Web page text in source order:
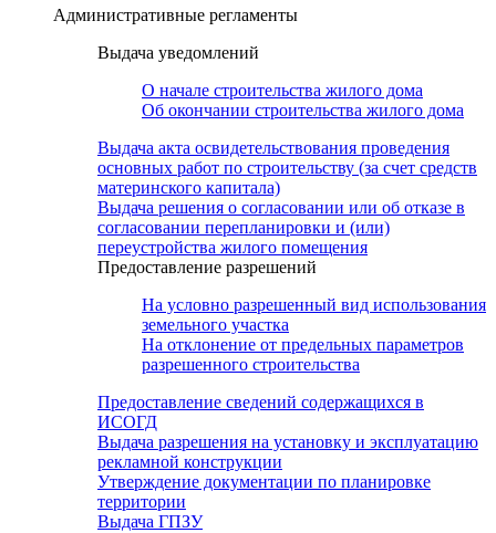
Административные регламенты
Выдача уведомлений
О начале строительства жилого дома
Об окончании строительства жилого дома
Выдача акта освидетельствования проведения
основных работ по строительству (за счет средств
материнского капитала)
Выдача решения о согласовании или об отказе в
согласовании перепланировки и (или)
переустройства жилого помещения
Предоставление разрешений
На условно разрешенный вид использования
земельного участка
На отклонение от предельных параметров
разрешенного строительства
Предоставление сведений содержащихся в
ИСОГД
Выдача разрешения на установку и эксплуатацию
рекламной конструкции
Утверждение документации по планировке
территории
Выдача ГПЗУ